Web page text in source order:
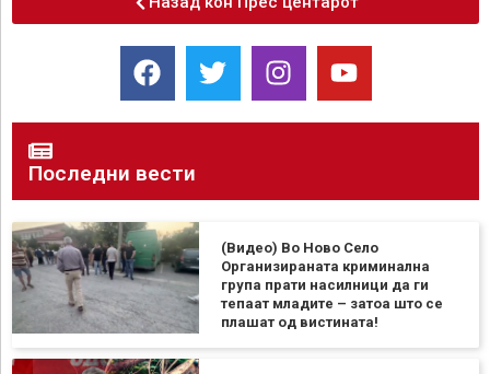
Последни вести
(Видео) Во Ново Село
Организираната криминална
група прати насилници да ги
тепаат младите – затоа што се
плашат од вистината!